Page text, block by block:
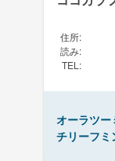
住所:
読み:
TEL :
オーラツー
チリーフ